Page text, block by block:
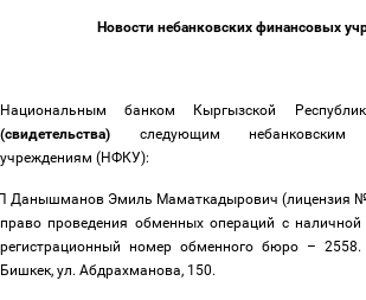
Новости небанковских финансовых
Национальным банком Кыргызской
(свидетельства) следующим небанковским
учреждениям (НФКУ):
Данышманов Эмиль Маматкадырович (лицензия
право проведения обменных операций с
регистрационный номер обменного бюро –
Бишкек, ул. Абдрахманова, 150.